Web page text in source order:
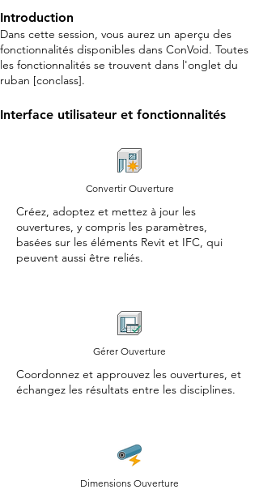
Introduction
Dans cette session, vous aurez un aperçu des
fonctionnalités disponibles dans ConVoid. Toutes
les fonctionnalités se trouvent dans l'onglet du
ruban [conclass].
Interface utilisateur et fonctionnalités
Convertir Ouverture
Créez, adoptez et mettez à jour les
ouvertures, y compris les paramètres,
basées sur les éléments Revit et IFC, qui
peuvent aussi être reliés.
Gérer Ouverture
Coordonnez et approuvez les ouvertures, et
échangez les résultats entre les disciplines.
Dimensions Ouverture